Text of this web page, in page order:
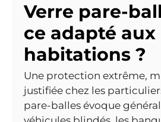
Verre pare-
ce adapté aux
habitations ?
Une protection extrême,
justifiée chez les
pare-balles évoque